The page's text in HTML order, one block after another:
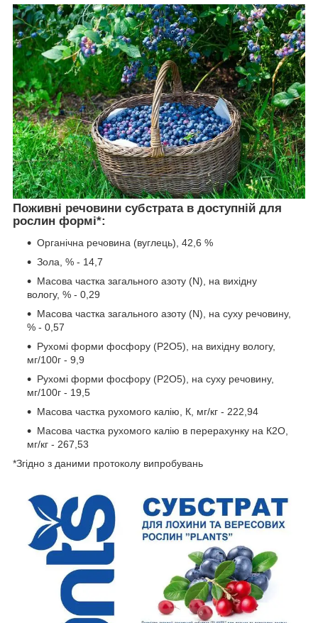
Поживні речовини субстрата в доступній для
рослин формі*:
Органічна речовина (вуглець), 42,6 %
Зола, % - 14,7
Масова частка загального азоту (N), на вихідну
вологу, % - 0,29
Масова частка загального азоту (N), на суху речовину,
% - 0,57
Рухомі форми фосфору (Р2О5), на вихідну вологу,
мг/100г - 9,9
Рухомі форми фосфору (Р2О5), на суху речовину,
мг/100г - 19,5
Масова частка рухомого калію, К, мг/кг - 222,94
Масова частка рухомого калію в перерахунку на К2О,
мг/кг - 267,53
*Згідно з даними протоколу випробувань